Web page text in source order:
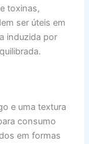
toxinas,
ser úteis em
induzida por
e uma textura
consumo
em formas